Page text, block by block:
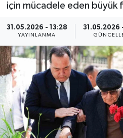
için mücadele eden büyük
31.05.2026 - 13:28
YAYINLANMA
31.05.2026
ÇEVRE
Dış Haberler
Dünya
EĞİTİM
EKONOMİ